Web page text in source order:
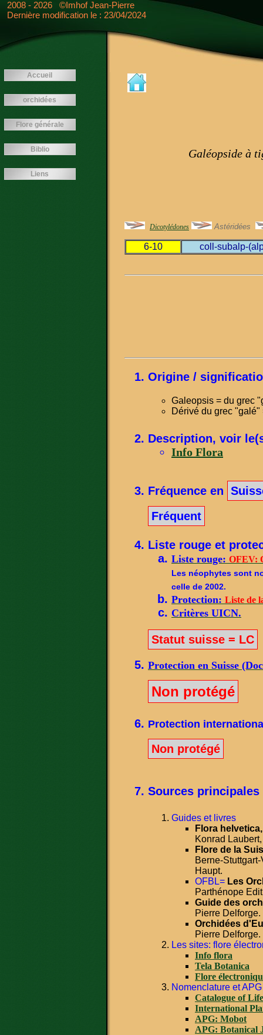
<---- -->
Accueil
orchidées
Flore générale
Biblio
Liens
Galéopside à
2008 - 2026 ©Imhof Jean-Pierre
Dernière modification le : 23/04/2024
Dicotylédones Astéridées
6-10 coll-subalp-
Origine /
Galeopsis = du grec
Dérivé du grec
Description, voir
Info Flora
Fréquence en
Fréquent
Liste rouge et
Liste rouge: OFEV:
Les néophytes sont
celle de 2002.
Protection: Liste de
Critères UICN.
Statut suisse = LC
Protection en Suisse
Non protégé
Protection
Non protégé
Sources principales
Guides et livres
Flora
Konrad
Flore de la
Berne-
Haupt.
OFBL= Les
Parthénope
Guide des
Pierre
Orchidées
Pierre
Les sites: flore
Info flora
Tela Botanica
Flore
Nomenclature et APG
Catalogue of Life
International
APG: Mobot
APG: Botanical